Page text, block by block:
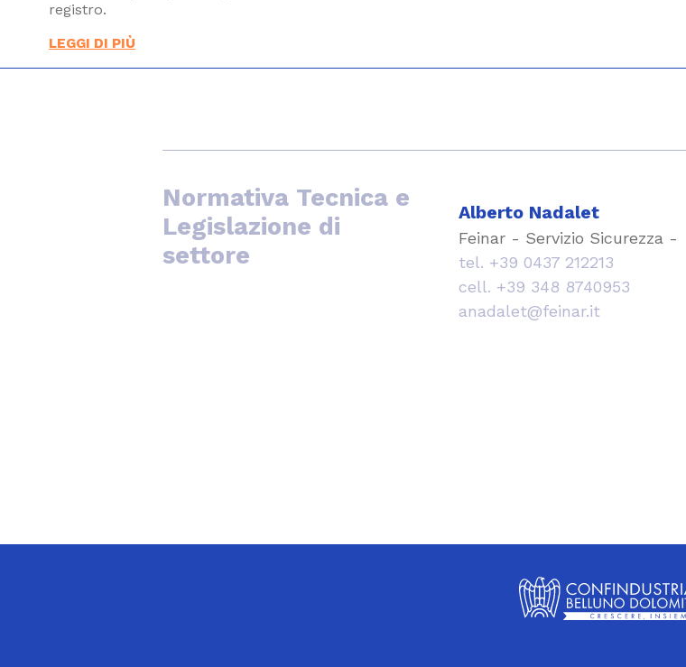
registro.
LEGGI DI PIÙ
Normativa Tecnica e
Legislazione di
settore
Alberto Nadalet
Feinar - Servizio Sicurezza -
tel. +39 0437 212213
cell. +39 348 8740953
anadalet@feinar.it